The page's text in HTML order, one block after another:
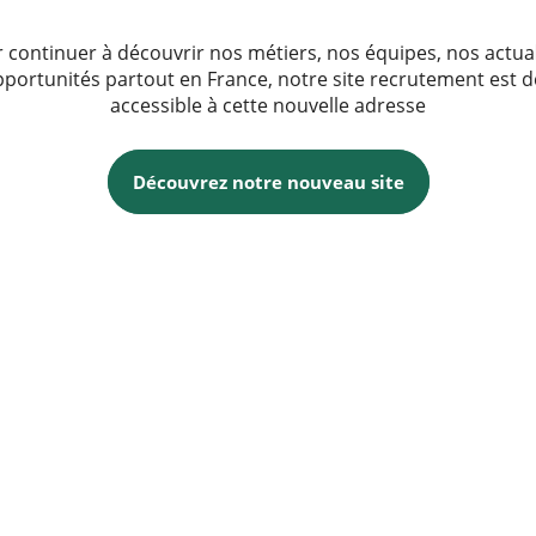
continuer à découvrir nos métiers, nos équipes, nos
partout en France, notre site recrutement est
accessible à cette nouvelle adresse
Découvrez notre nouveau site